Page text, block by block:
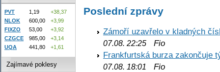
Poslední zprávy
Zámoří uzavřelo v kladných
07.08. 22:25 Fio
Frankfurtská burza zakončuje
07.08. 18:01
Fio
PVT 1,19
+38,37
NLOK
600,00
+3,99
FIXZO
53,00
+3,92
CZGCE
985,00
+3,14
UQA
441,80 +1,61
Zajímavé poklesy